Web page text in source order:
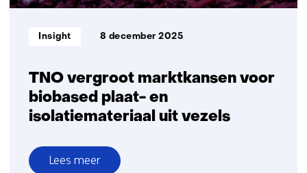
TNO vergroot marktkansen voor
biobased plaat- en
isolatiemateriaal uit vezels
Informatietype:
Insight 8 december 2025
Lees meer